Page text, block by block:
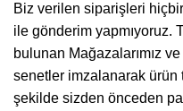
Biz verilen siparişleri
ile gönderim yapmıyoruz.
bulunan Mağazalarımız
senetler imzalanarak ürün
şekilde sizden önceden